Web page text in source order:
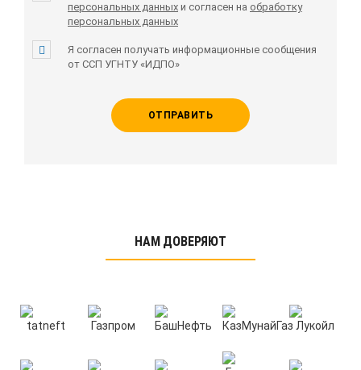
персональных данных и согласен на обработку
персональных данных
Я согласен получать информационные сообщения
от ССП УГНТУ «ИДПО»
ОТПРАВИТЬ
НАМ ДОВЕРЯЮТ